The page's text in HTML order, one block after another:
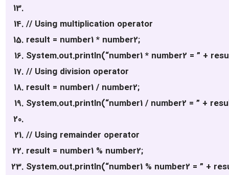
// Using multiplication operator
result = number1 * number2;
System.out.println(“number1 * number2 = ” +
// Using division operator
result = number1 / number2;
System.out.println(“number1 / number2 = ” +
// Using remainder operator
result = number1 % number2;
System.out.println(“number1 % number2 = ” +